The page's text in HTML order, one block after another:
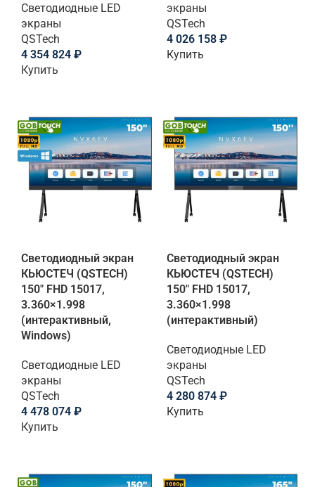
Светодиодные LED
экраны
QSTech
4 354 824 ₽
Купить
экраны
QSTech
4 026 158 ₽
Купить
Светодиодный экран
КЬЮСТЕЧ (QSTECH)
150" FHD 15017,
3.360×1.998
(интерактивный,
Windows)
Светодиодные LED
экраны
QSTech
4 478 074 ₽
Купить
Светодиодный экран
КЬЮСТЕЧ (QSTECH)
150" FHD 15017,
3.360×1.998
(интерактивный)
Светодиодные LED
экраны
QSTech
4 280 874 ₽
Купить